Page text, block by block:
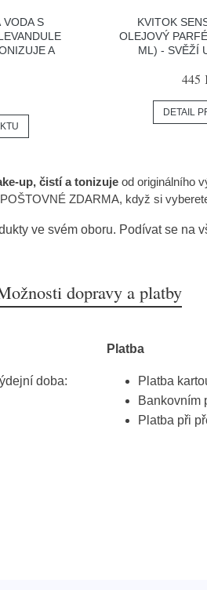
VODA S
A
KVITOK
OLEJOVÝ
ML) - SVĚŽÍ
445
DETAIL
up, čistí a tonizujeod originálního
ZDARMA, když si
ve svém oboru. Podívat se na
dopravy a platby
doba:
Platba
Platba
Bankovním
Platba při